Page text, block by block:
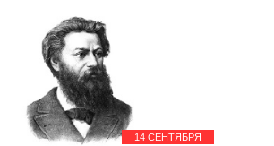
14 СЕНТЯБРЯ